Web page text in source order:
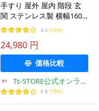
手すり 屋外 屋内 階段 玄
関 ステンレス製 横幅160-
240cm 高さ86cm 防錆 介
護 高齢者 段差 ステップ
角度調整 水平置き 頑丈 手
摺 てすり 爆買
4.5 (14件)
24,980 円
価格比較
Ts-STORE公式オンライ
ンストア
4.8 (79件)